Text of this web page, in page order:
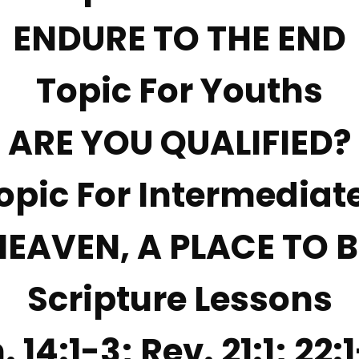
ENDURE TO THE END
Topic For Youths
ARE YOU QUALIFIED?
For
A PLACE TO
Scripture Lessons